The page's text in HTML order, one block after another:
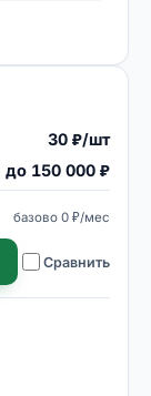
30 ₽/шт
до 150 000 ₽
базово 0 ₽/мес
Сравнить